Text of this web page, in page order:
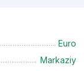
Euro
Markaziy